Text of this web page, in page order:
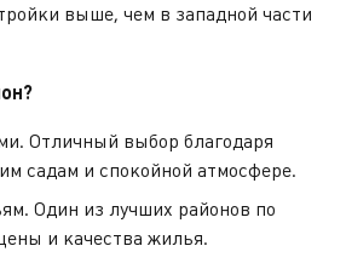
выше, чем в западной части
Отличный выбор благодаря
садам и спокойной атмосфере.
Один из лучших районов по
и качества жилья.